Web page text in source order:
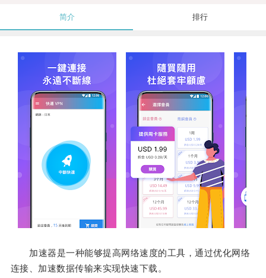
简介 排行
加速器是一种能够提高网络速度的工具，通过优化网络
连接、加速数据传输来实现快速下载。